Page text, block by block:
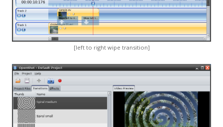
[left to right wipe transition]